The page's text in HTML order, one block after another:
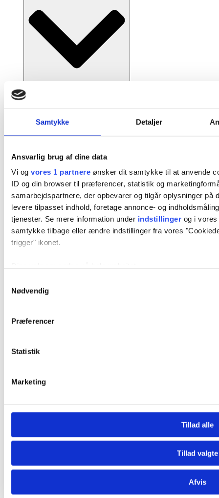
Samtykke Detaljer
Ansvarlig brug af dine data
Vi og vores 1 partnere ønsker dit samtykke til at anvende
ID og din browser til præferencer, statistik og
samarbejdspartnere, der opbevarer og tilgår oplysninger på
levere tilpasset indhold, foretage annonce- og
tjenester. Se mere information under indstillinger og i
samtykke tilbage eller ændre indstillinger fra vores
trigger" ikonet.
Vi bruger cookies til at tilpasse vores indhold og annoncer,
andre oplysninger, du har givet dem, eller som de har
Nødvendig
Præferencer
Statistik
Marketing
Tillad alle
Tillad valgte
Afvis
Holdningskorrigerende tøj
Liiteguard
Strømper
Tights
Anodyne
Holdningskorrigerende tøj
Hovedbeskyttelse
Liiteguard
Strømper
Tights
Anodyne
Holdningskorrigerende tøj designet til daglig komfort og
støtte.
performance.